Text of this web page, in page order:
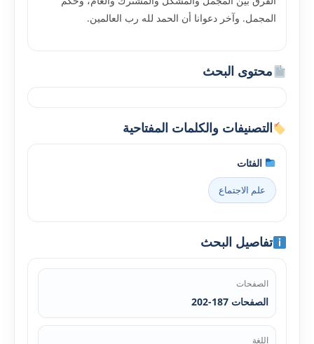
المجمل. وآخر دعوانا أن الحمد لله رب العالمين.
محتوى البحث
التصنيفات والكلمات المفتاحية
الفئات
علم الاجتماع
تفاصيل البحث
الصفحات
الصفحات 187-202
اللغة